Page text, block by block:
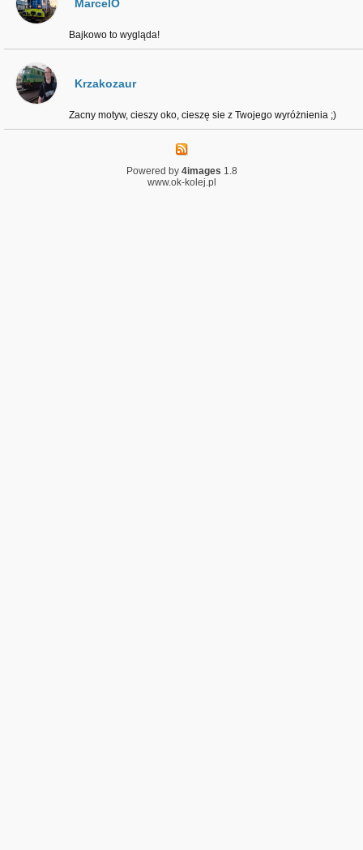
MarcelO
Bajkowo to wygląda!
Krzakozaur
Zacny motyw, cieszy oko, cieszę sie z Twojego wyróżnienia ;⁠)
Powered by 4images 1.8
www.ok-kolej.pl